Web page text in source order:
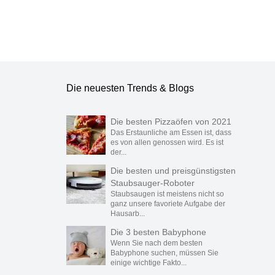
Die neuesten Trends & Blogs
Die besten Pizzaöfen von 2021
Das Erstaunliche am Essen ist, dass
es von allen genossen wird. Es ist
der...
Die besten und preisgünstigsten
Staubsauger-Roboter
Staubsaugen ist meistens nicht so
ganz unsere favoriete Aufgabe der
Hausarb...
Die 3 besten Babyphone
Wenn Sie nach dem besten
Babyphone suchen, müssen Sie
einige wichtige Fakto...